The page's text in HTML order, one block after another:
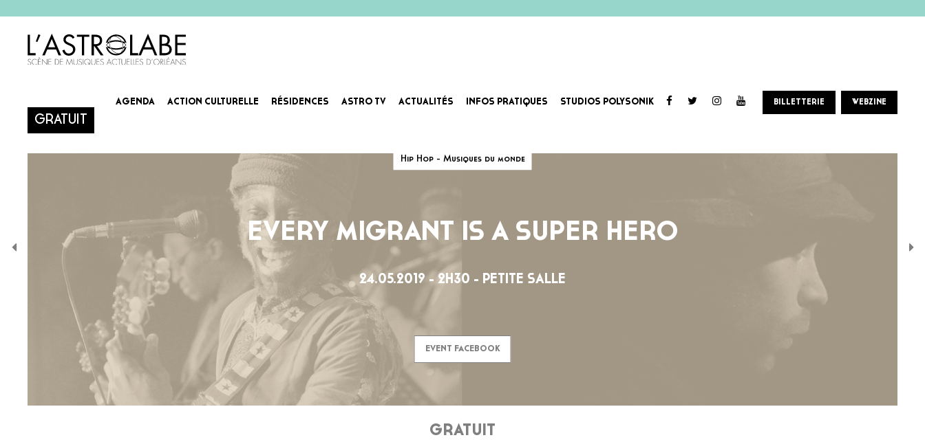
AGENDA ACTION CULTURELLE RÉSIDENCES ASTRO TV ACTUALITÉS INFOS PRATIQUES STUDIOS POLYSONIK BILLETTERIE WEBZINE
GRATUIT
Hip Hop - Musiques du monde
EVERY MIGRANT IS A SUPER HERO
24.05.2019 - 2H30 - PETITE SALLE
EVENT FACEBOOK
GRATUIT